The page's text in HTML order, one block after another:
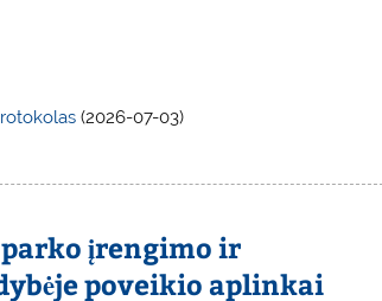
(2026-07-03)
įrengimo ir
poveikio aplinkai